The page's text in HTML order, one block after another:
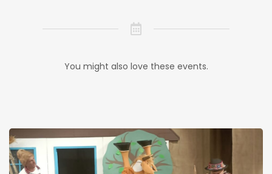
You might also love these events.